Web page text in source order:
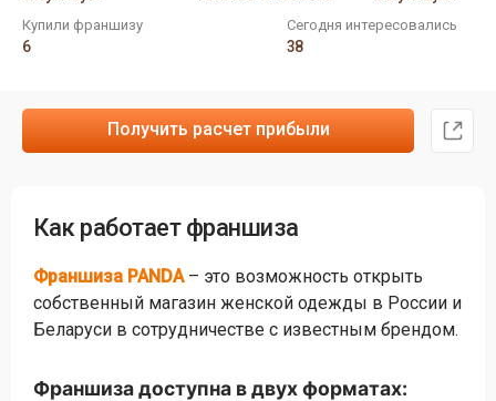
Купили франшизу
6
Сегодня интересовались
38
Получить расчет прибыли
Как работает франшиза
Франшиза PANDA– это возможность открыть
собственный магазин женской одежды в России и
Беларуси в сотрудничестве с известным брендом.
Франшиза доступна в двух форматах: